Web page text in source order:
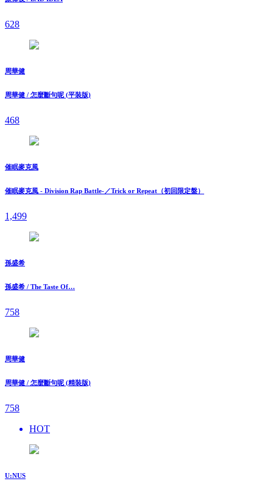
628
周華健
周華健 / 怎麼斷句呢 (平裝版)
468
催眠麥克風
催眠麥克風 - Division Rap Battle-／Trick or Repeat（初回限定盤）
1,499
孫盛希
孫盛希 / The Taste Of…
758
周華健
周華健 / 怎麼斷句呢 (精裝版)
758
HOT
U:NUS